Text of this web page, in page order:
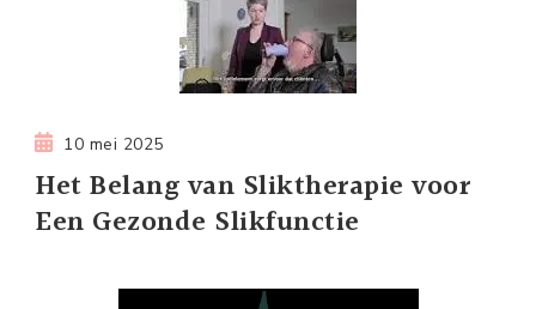
10 mei 2025
Het Belang van Sliktherapie voor
Een Gezonde Slikfunctie